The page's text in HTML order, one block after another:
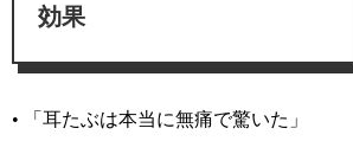
効果
• 「耳たぶは本当に無痛で驚いた」